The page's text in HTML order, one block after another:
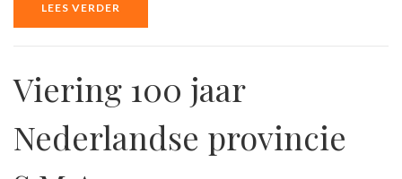
LEES VERDER
Viering 100 jaar
Nederlandse provincie